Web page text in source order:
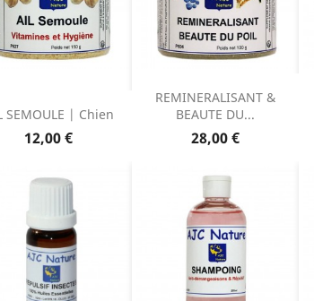
SEMOULE | Chien
Prix
12,00 €
REMINERALISANT &
BEAUTE DU...
Prix
28,00 €